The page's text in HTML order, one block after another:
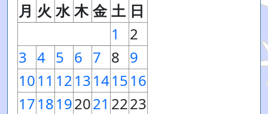
月 火 水 木 金 土 日
1
2
3 4 5 6 7 8 9
1011 1213141516
1718192021 2223